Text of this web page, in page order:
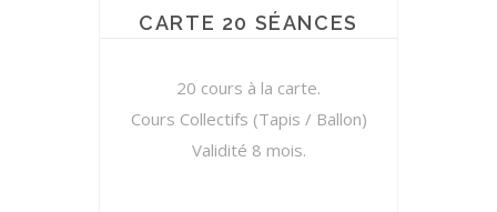
CARTE 20 SÉANCES
20 cours à la carte.
Cours Collectifs (Tapis / Ballon)
Validité 8 mois.